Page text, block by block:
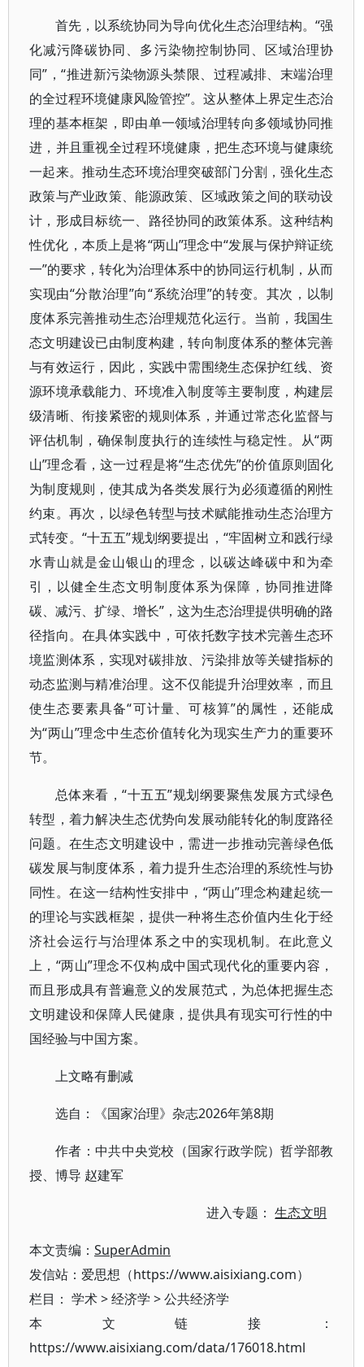
首先，以系统协同为导向优化生态治理结构。“强
化减污降碳协同、多污染物控制协同、区域治理协
同”，“推进新污染物源头禁限、过程减排、末端治理
的全过程环境健康风险管控”。这从整体上界定生态治
理的基本框架，即由单一领域治理转向多领域协同推
进，并且重视全过程环境健康，把生态环境与健康统
一起来。推动生态环境治理突破部门分割，强化生态
政策与产业政策、能源政策、区域政策之间的联动设
计，形成目标统一、路径协同的政策体系。这种结构
性优化，本质上是将“两山”理念中“发展与保护辩证统
一”的要求，转化为治理体系中的协同运行机制，从而
实现由“分散治理”向“系统治理”的转变。其次，以制
度体系完善推动生态治理规范化运行。当前，我国生
态文明建设已由制度构建，转向制度体系的整体完善
与有效运行，因此，实践中需围绕生态保护红线、资
源环境承载能力、环境准入制度等主要制度，构建层
级清晰、衔接紧密的规则体系，并通过常态化监督与
评估机制，确保制度执行的连续性与稳定性。从“两
山”理念看，这一过程是将“生态优先”的价值原则固化
为制度规则，使其成为各类发展行为必须遵循的刚性
约束。再次，以绿色转型与技术赋能推动生态治理方
式转变。“十五五”规划纲要提出，“牢固树立和践行绿
水青山就是金山银山的理念，以碳达峰碳中和为牵
引，以健全生态文明制度体系为保障，协同推进降
碳、减污、扩绿、增长”，这为生态治理提供明确的路
径指向。在具体实践中，可依托数字技术完善生态环
境监测体系，实现对碳排放、污染排放等关键指标的
动态监测与精准治理。这不仅能提升治理效率，而且
使生态要素具备“可计量、可核算”的属性，还能成
为“两山”理念中生态价值转化为现实生产力的重要环
节。
总体来看，“十五五”规划纲要聚焦发展方式绿色
转型，着力解决生态优势向发展动能转化的制度路径
问题。在生态文明建设中，需进一步推动完善绿色低
碳发展与制度体系，着力提升生态治理的系统性与协
同性。在这一结构性安排中，“两山”理念构建起统一
的理论与实践框架，提供一种将生态价值内生化于经
济社会运行与治理体系之中的实现机制。在此意义
上，“两山”理念不仅构成中国式现代化的重要内容，
而且形成具有普遍意义的发展范式，为总体把握生态
文明建设和保障人民健康，提供具有现实可行性的中
国经验与中国方案。
上文略有删减
选自：《国家治理》杂志2026年第8期
作者：中共中央党校（国家行政学院）哲学部教
授、博导 赵建军
进入专题：生态文明
本文责编： SuperAdmin
发信站：爱思想（https://www.aisixiang.com）
栏目： 学术>经济学 >公共经济学
本文链接：
https://www.aisixiang.com/data/176018.html